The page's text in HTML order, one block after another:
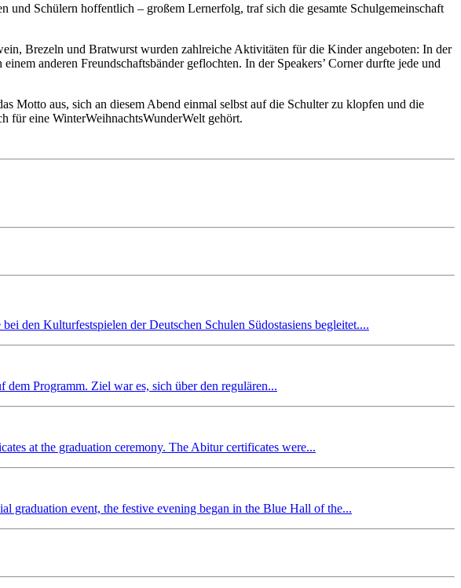
Schülern hoffentlich – großem Lernerfolg, traf sich die gesamte Schulgemeinschaft
Brezeln und Bratwurst wurden zahlreiche Aktivitäten für die Kinder angeboten: In der
anderen Freundschaftsbänder geflochten. In der Speakers’ Corner durfte jede und
Motto aus, sich an diesem Abend einmal selbst auf die Schulter zu klopfen und die
für eine WinterWeihnachtsWunderWelt gehört.
den Kulturfestspielen der Deutschen Schulen Südostasiens begleitet....
Programm. Ziel war es, sich über den regulären...
at the graduation ceremony. The Abitur certificates were...
graduation event, the festive evening began in the Blue Hall of the...